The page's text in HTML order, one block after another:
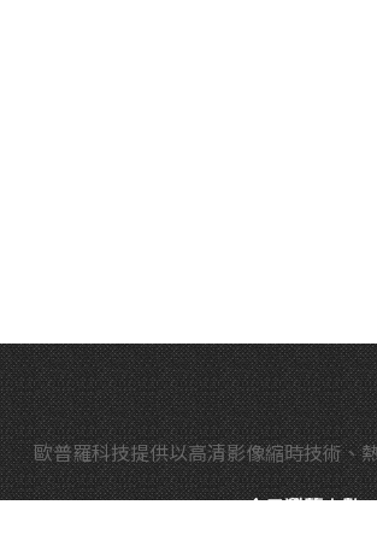
今日瀏覽人數:
歐普羅科技提供以高清影像縮時技術、熱